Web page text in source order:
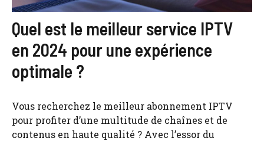
Quel est le meilleur service IPTV
en 2024 pour une expérience
optimale ?
Vous recherchez le meilleur abonnement IPTV
pour profiter d’une multitude de chaînes et de
contenus en haute qualité ? Avec l’essor du